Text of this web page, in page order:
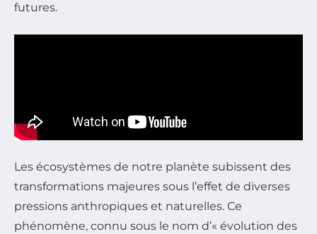
futures.
Les écosystèmes de notre planète subissent des
transformations majeures sous l’effet de diverses
pressions anthropiques et naturelles. Ce
phénomène, connu sous le nom d’« évolution des